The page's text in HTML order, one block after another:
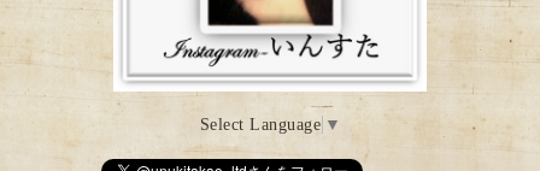
Select Language ▼